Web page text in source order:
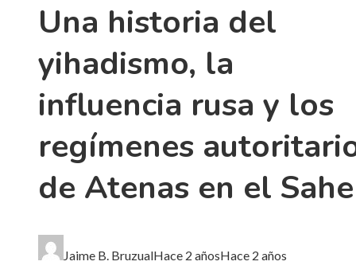
Una historia del
yihadismo, la
influencia rusa y los
regímenes
de Atenas en el
Jaime B. BruzualHace 2 añosHace 2 años